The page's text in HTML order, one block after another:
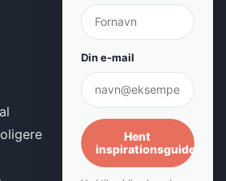
Din e-mail
Hent
inspirationsguiden